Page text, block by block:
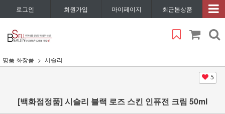
로그인 회원가입 마이페이지 최근본상품
명품 화장품 시슬리
5
[백화점정품] 시슬리 블랙 로즈 스킨 인퓨전 크림 50ml